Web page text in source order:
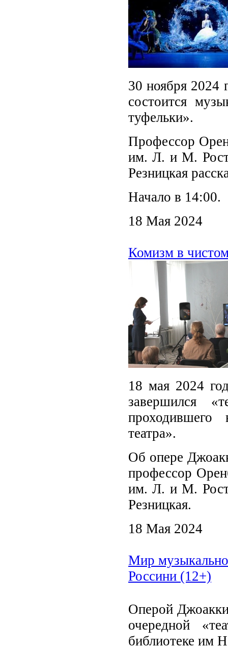
30 ноября 2024
состоится
туфельки».
Профессор
им. Л. и М.
Резницкая
Начало в 14:00.
18 Мая 2024
Комизм в
18 мая 2024
завершился
театра».
Об опере
профессор
им. Л. и М.
Резницкая.
18 Мая 2024
Мир
Россини (12+)
Оперой
очередной
библиотеке им